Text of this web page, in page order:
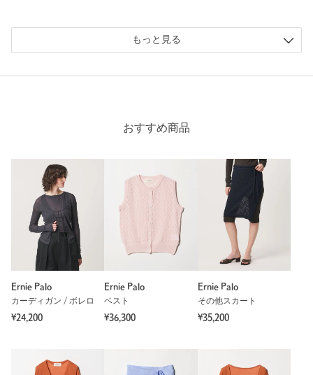
もっと見る
おすすめ商品
Ernie Palo
カーディガン / ボレロ
¥24,200
Ernie Palo
ベスト
¥36,300
Ernie Palo
その他スカート
¥35,200